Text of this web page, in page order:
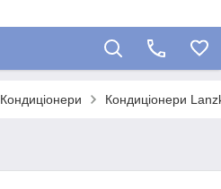
Кондиціонери Кондиціонери